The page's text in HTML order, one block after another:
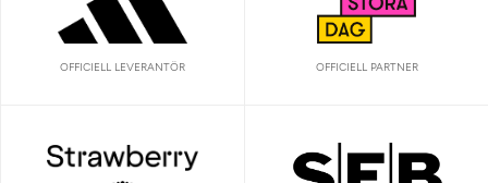
OFFICIELL LEVERANTÖR OFFICIELL PARTNER